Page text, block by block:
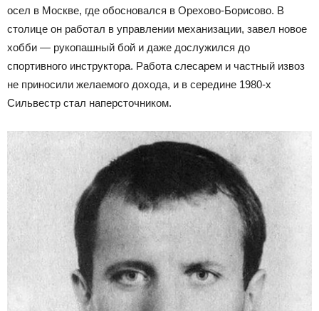
осел в Москве, где обосновался в Орехово-Борисово. В
столице он работал в управлении механизации, завел новое
хобби — рукопашный бой и даже дослужился до
спортивного инструктора. Работа слесарем и частный извоз
не приносили желаемого дохода, и в середине 1980-х
Сильвестр стал наперсточником.